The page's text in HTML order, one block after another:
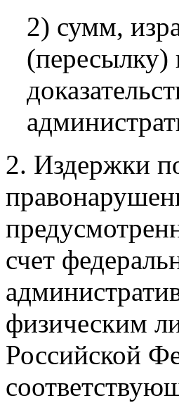
2) сумм,
(пересылку)
2. Издержки
счет
физическим
Российской